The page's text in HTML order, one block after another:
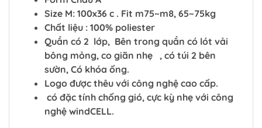
Size M: 100x36 c . Fit m75~m8, 65~75kg
Chất liệu : 100% poliester
Quần có 2 lớp, Bên trong quần có lót vải
bông mỏng, co giãn nhẹ , có túi 2 bên
sườn, Có khóa ống.
Logo được thêu với công nghệ cao cấp.
có đặc tính chống gió, cực kỳ nhẹ với công
nghệ windCELL.